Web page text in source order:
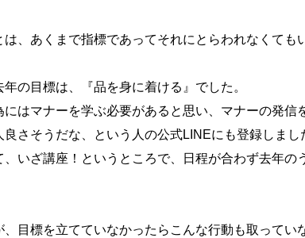
は、あくまで指標であってそれにとらわれなくても
年の目標は、『品を身に着ける』でした。
にはマナーを学ぶ必要があると思い、マナーの発信
良さそうだな、という人の公式LINEにも登録しまし
、いざ講座！というところで、日程が合わず去年の
、目標を立てていなかったらこんな行動も取ってい